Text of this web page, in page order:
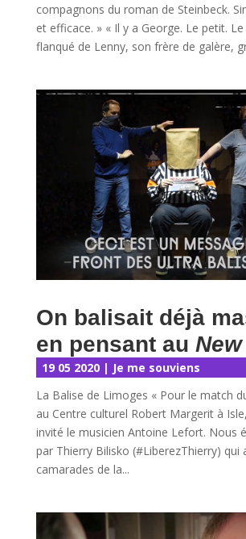
compagnons du roman de Steinbeck.
et efficace. » « Il y a George. Le petit.
flanqué de Lenny, son frère de galère,
On balisait déjà
en pensant au
19 05 2020| Je me souviens
La Balise de Limoges « Pour le match
au Centre culturel Robert Margerit à
invité le musicien Antoine Lefort. Nous
par Thierry Bilisko (#LiberezThierry) qui
camarades de la...